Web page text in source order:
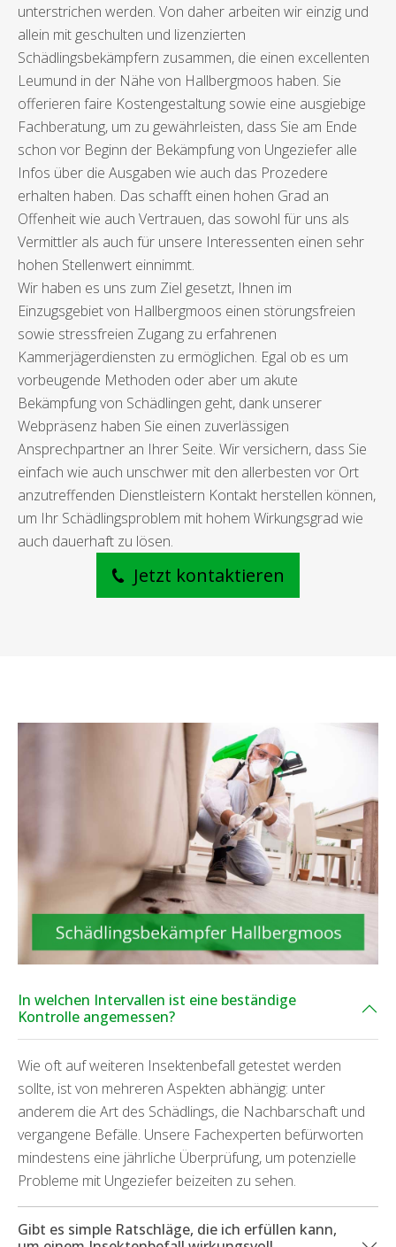
unterstrichen werden. Von daher arbeiten wir einzig und
allein mit geschulten und lizenzierten
Schädlingsbekämpfern zusammen, die einen excellenten
Leumund in der Nähe von Hallbergmoos haben. Sie
offerieren faire Kostengestaltung sowie eine ausgiebige
Fachberatung, um zu gewährleisten, dass Sie am Ende
schon vor Beginn der Bekämpfung von Ungeziefer alle
Infos über die Ausgaben wie auch das Prozedere
erhalten haben. Das schafft einen hohen Grad an
Offenheit wie auch Vertrauen, das sowohl für uns als
Vermittler als auch für unsere Interessenten einen sehr
hohen Stellenwert einnimmt.
Wir haben es uns zum Ziel gesetzt, Ihnen im
Einzugsgebiet von Hallbergmoos einen störungsfreien
sowie stressfreien Zugang zu erfahrenen
Kammerjägerdiensten zu ermöglichen. Egal ob es um
vorbeugende Methoden oder aber um akute
Bekämpfung von Schädlingen geht, dank unserer
Webpräsenz haben Sie einen zuverlässigen
Ansprechpartner an Ihrer Seite. Wir versichern, dass Sie
einfach wie auch unschwer mit den allerbesten vor Ort
anzutreffenden Dienstleistern Kontakt herstellen können,
um Ihr Schädlingsproblem mit hohem Wirkungsgrad wie
auch dauerhaft zu lösen.
Jetzt kontaktieren
In welchen Intervallen ist eine beständige
Kontrolle angemessen?
Wie oft auf weiteren Insektenbefall getestet werden
sollte, ist von mehreren Aspekten abhängig: unter
anderem die Art des Schädlings, die Nachbarschaft und
vergangene Befälle. Unsere Fachexperten befürworten
mindestens eine jährliche Überprüfung, um potenzielle
Probleme mit Ungeziefer beizeiten zu sehen.
Gibt es simple Ratschläge, die ich erfüllen kann,